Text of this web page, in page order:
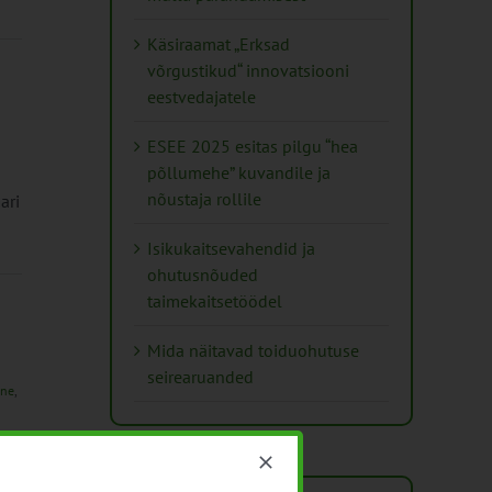
,
Käsiraamat „Erksad
võrgustikud“ innovatsiooni
eestvedajatele
ESEE 2025 esitas pilgu “hea
põllumehe” kuvandile ja
nõustaja rollile
Isikukaitsevahendid ja
ohutusnõuded
taimekaitsetöödel
Mida näitavad toiduohutuse
seirearuanded